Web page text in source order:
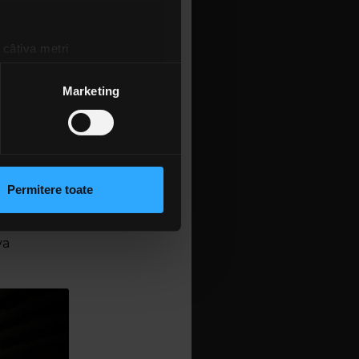
metri
la
secțiunea cu detalii
cu privire la modul în
urma folosirii serviciilor
Marketing
Permitere toate
de
chitară